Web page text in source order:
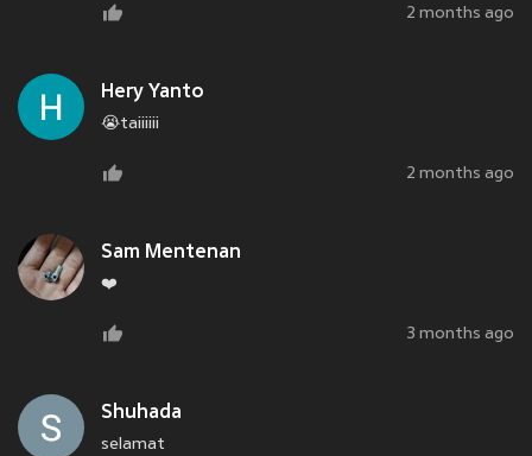
2 months ago
Hery Yanto
😭taiiiiii
2 months ago
Sam Mentenan
❤️
3 months ago
Shuhada
selamat